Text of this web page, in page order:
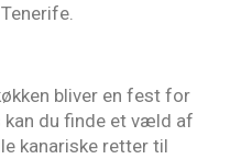
bliver en fest for
kan du finde et væld af
kanariske retter til